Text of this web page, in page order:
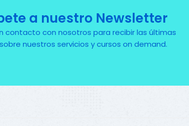
a nuestro Newsletter
contacto con nosotros para recibir las últimas
nuestros servicios y cursos on demand.